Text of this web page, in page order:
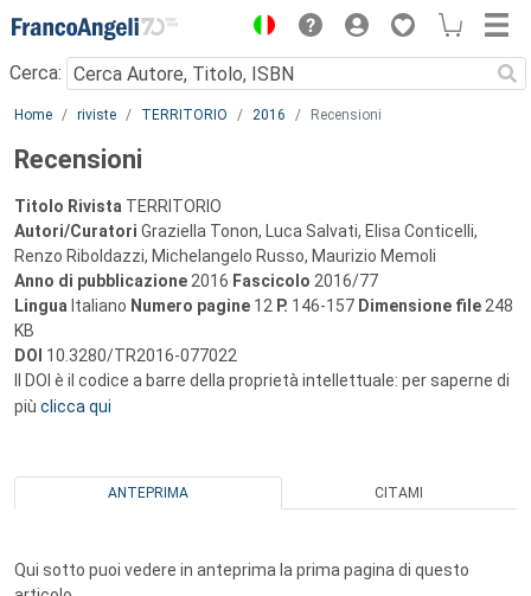
Menu
Cerca:
Main content
Home riviste TERRITORIO 2016 Recensioni
Recensioni
Titolo Rivista TERRITORIO
Autori/Curatori Graziella Tonon, Luca Salvati, Elisa Conticelli,
Renzo Riboldazzi, Michelangelo Russo, Maurizio Memoli
Anno di pubblicazione 2016 Fascicolo 2016/77
Lingua Italiano Numero pagine 12 P. 146-157 Dimensione file 248
KB
DOI 10.3280/TR2016-077022
Il DOI è il codice a barre della proprietà intellettuale: per saperne di
più clicca qui
ANTEPRIMA CITAMI
Qui sotto puoi vedere in anteprima la prima pagina di questo